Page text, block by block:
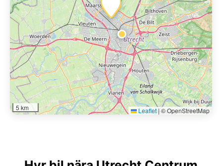
5 km Leaflet|© OpenStreetMap